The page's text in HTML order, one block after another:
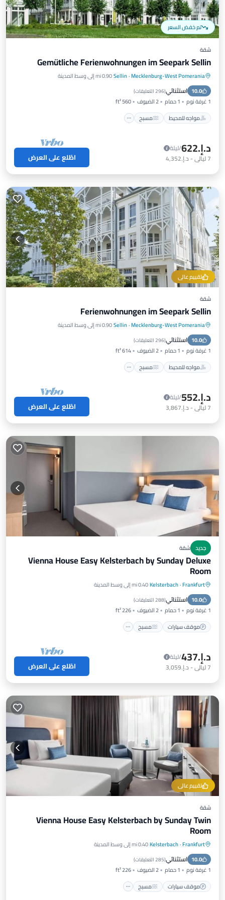
تم خفض السعر
شقة
Gemütliche Ferienwohnungen im Seepark Sellin
Mecklenburg-West Pomerania
·
Sellin0.90 mi إلى وسط المدينة
10.0 استثنائي(296 التعليقات )
1 غرفة نوم 1 حمام 2 الضيوف
560 ft²
مواجه للمحيط
مسبح
مواجه للمحيط مسبح
إطلالة على المحيط
شرفة / تراس
د.إ.‏622
/ليلة
7ليالي- د.إ.‏4,352 اطّلع على العرض
تقييم عالي
شقة
Ferienwohnungen im Seepark Sellin
Mecklenburg-West Pomerania
·
Sellin0.90 mi إلى وسط المدينة
10.0 استثنائي(296 التعليقات )
1 غرفة نوم 1 حمام 2 الضيوف
614 ft²
مواجه للمحيط
مسبح
مواجه للمحيط مسبح
إطلالة على المحيط
شرفة / تراس
د.إ.‏552
/ليلة
7ليالي- د.إ.‏3,867 اطّلع على العرض
جديد شقة
Vienna House Easy Kelsterbach by Sunday Deluxe
Room
Frankfurt
·
Kelsterbach0.40 mi إلى وسط المدينة
10.0 استثنائي(288 التعليقات )
1 غرفة نوم 1 حمام 2 الضيوف
226 ft²
موقف سيارات
مسبح
موقف سيارات مسبح
شرفة / تراس
د.إ.‏437
/ليلة
7ليالي- د.إ.‏3,059 اطّلع على العرض
تقييم عالي
شقة
Vienna House Easy Kelsterbach by Sunday Twin
Room
Frankfurt
·
Kelsterbach0.40 mi إلى وسط المدينة
10.0 استثنائي(285 التعليقات )
1 غرفة نوم 1 حمام 2 الضيوف
226 ft²
موقف سيارات
مسبح
موقف سيارات مسبح
شرفة / تراس